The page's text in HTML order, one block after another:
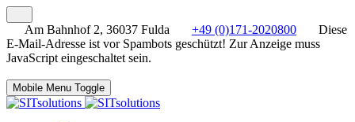
Am Bahnhof 2, 36037 Fulda +49 (0)171-2020800
Diese
E-Mail-Adresse ist vor Spambots geschützt! Zur Anzeige muss
JavaScript eingeschaltet sein.
Mobile Menu Toggle